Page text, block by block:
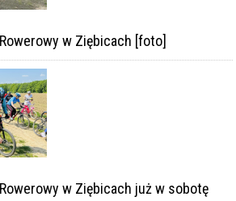
w Ziębicach [foto]
w Ziębicach już w sobotę